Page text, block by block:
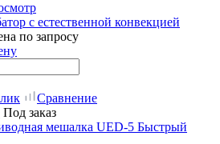
с естественной конвекцией
по запросу
Сравнение
Под заказ
Быстрый